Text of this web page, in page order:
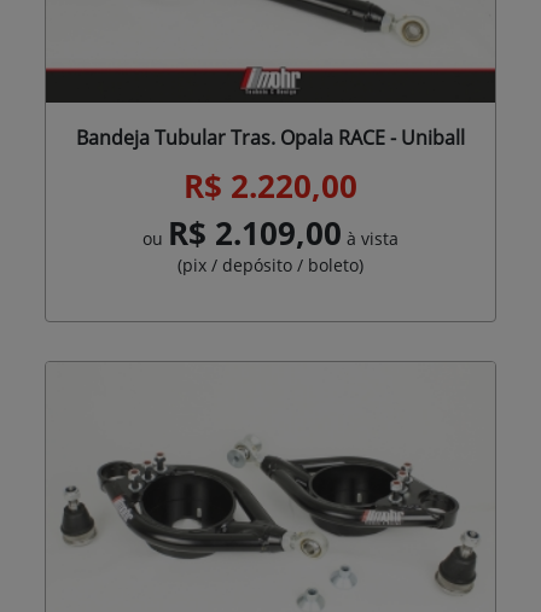
Bandeja Tubular Tras. Opala RACE - Uniball
R$ 2.220,00
ou R$ 2.109,00 à vista
(pix / depósito / boleto)